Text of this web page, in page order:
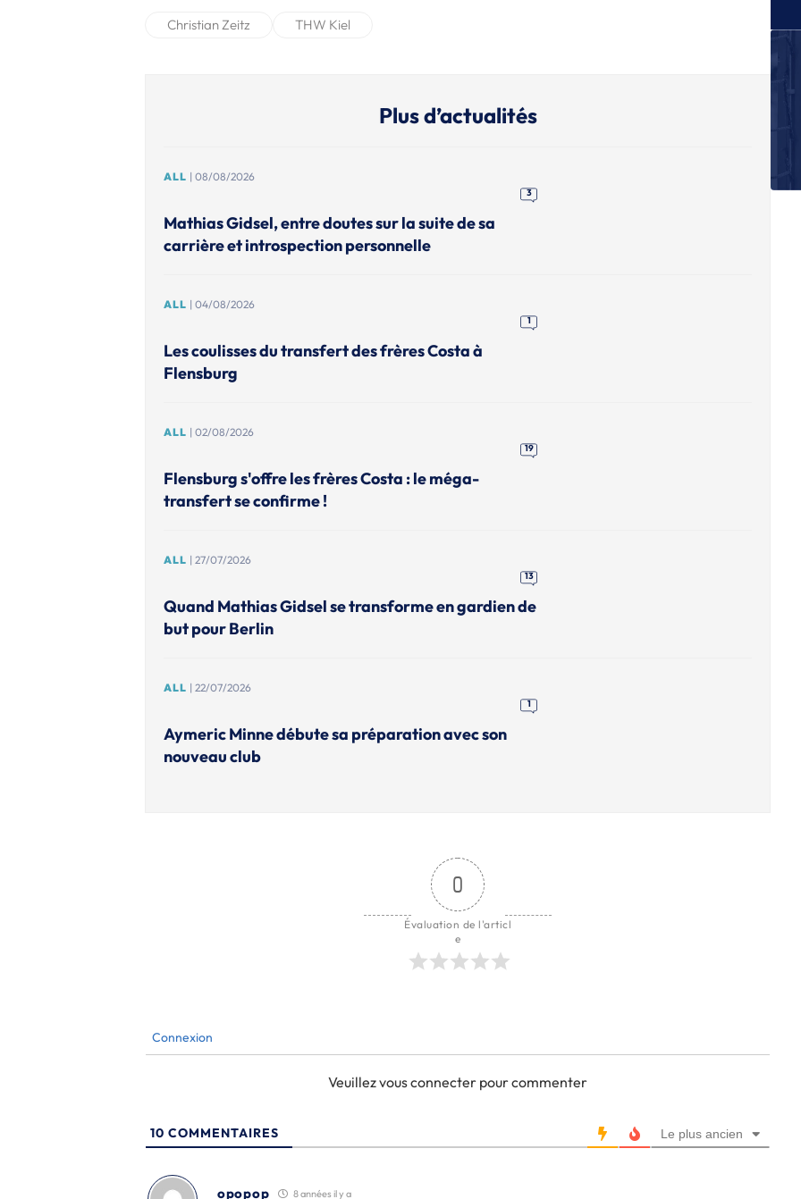
Christian Zeitz THW Kiel
Plus d’actualités
ALL | 08/08/2026
3
Mathias Gidsel, entre doutes sur la suite de sa
carrière et introspection personnelle
ALL | 04/08/2026
1
Les coulisses du transfert des frères Costa à
Flensburg
ALL | 02/08/2026
19
Flensburg s'offre les frères Costa : le méga-
transfert se confirme !
ALL | 27/07/2026
13
Quand Mathias Gidsel se transforme en gardien de
but pour Berlin
ALL | 22/07/2026
1
Aymeric Minne débute sa préparation avec son
nouveau club
0
Évaluation de l'articl
e
Connexion
Veuillez vous connecter pour commenter
10 COMMENTAIRES Le plus ancien
opopop 8 années il y a